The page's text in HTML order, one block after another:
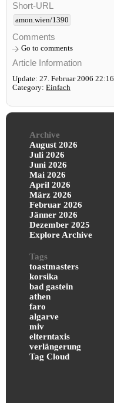
Short-URL
amon.wien/1390
Comments
Go to comments
Article Information
Update: 27. Februar 2006 22:16
Category: Einfach
Archive
August 2026
Juli 2026
Juni 2026
Mai 2026
April 2026
März 2026
Februar 2026
Jänner 2026
Dezember 2025
Explore Archive
Tags
toastmasters
korsika
bad gastein
athen
faro
algarve
miv
elterntaxis
verlängerung
Tag Cloud